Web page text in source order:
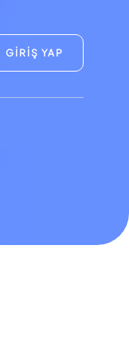
GİRİŞ YAP